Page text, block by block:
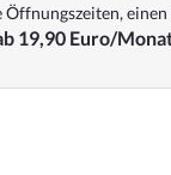
19,90 Euro/